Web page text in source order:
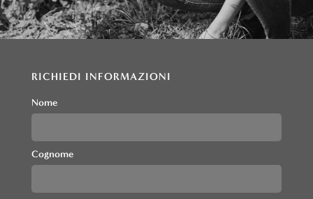
RICHIEDI INFORMAZIONI
Nome
Cognome